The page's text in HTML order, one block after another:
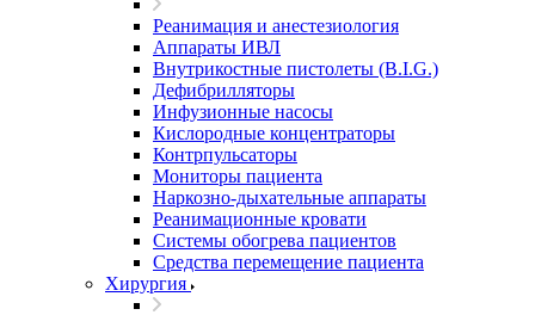
Реанимация и анестезиология
Аппараты ИВЛ
Внутрикостные пистолеты (B.I.G.)
Дефибрилляторы
Инфузионные насосы
Кислородные концентраторы
Контрпульсаторы
Мониторы пациента
Наркозно-дыхательные аппараты
Реанимационные кровати
Системы обогрева пациентов
Средства перемещение пациента
Хирургия